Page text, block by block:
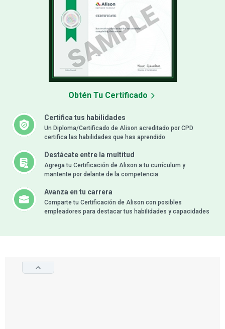
Certifica tus habilidades
Un Diploma/Certificado de Alison acreditado por CPD
certifica las habilidades que has aprendido
Destácate entre la multitud
Agrega tu Certificación de Alison a tu currículum y
mantente por delante de la competencia
Avanza en tu carrera
Comparte tu Certificación de Alison con posibles
empleadores para destacar tus habilidades y capacidades
Obtén Tu Certificado